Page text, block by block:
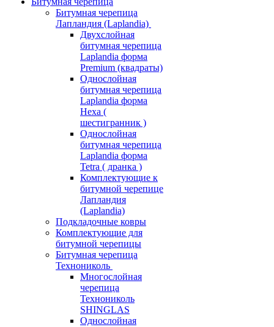
Битумная черепица
Лапландия (Laplandia)
Двухслойная
битумная черепица
Laplandia форма
Premium (квадраты)
Однослойная
битумная черепица
Laplandia форма
Hexa (
шестигранник )
Однослойная
битумная черепица
Laplandia форма
Tetra ( дранка )
Комплектующие к
битумной черепице
Лапландия
(Laplandia)
Подкладочные ковры
Комплектующие для
битумной черепицы
Битумная черепица
Технониколь
Многослойная
черепица
Технониколь
SHINGLAS
Однослойная